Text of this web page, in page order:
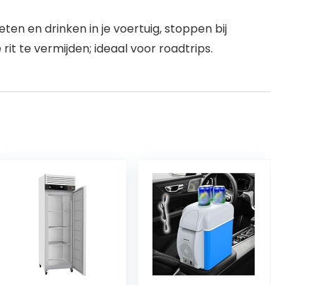
en drinken in je voertuig, stoppen bij
te vermijden; ideaal voor roadtrips.